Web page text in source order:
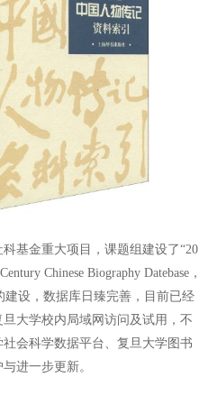
基金重大项目，课题组建设了“20
Chinese Biography Datebase，
建设，数据库日臻完善，目前已经
大学校内局域网访问及试用，不
会科学数据平台、复旦大学图书
进一步更新。